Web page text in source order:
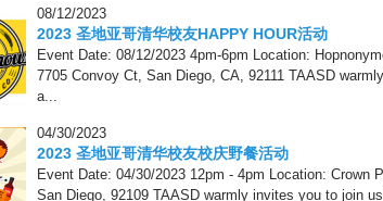
08/12/2023
2023 圣地亚哥清华校友HAPPY HOUR活动
Event Date: 08/12/2023 4pm-6pm Location:
7705 Convoy Ct, San Diego, CA, 92111 TAASD
a...
04/30/2023
2023 圣地亚哥清华校友校庆野餐活动
Event Date: 04/30/2023 12pm - 4pm Location: Crown
San Diego, 92109 TAASD warmly invites you to join